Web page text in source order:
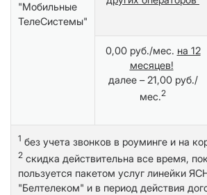
"Мобильные
ТелеСистемы"
0,00 руб./мес. на 12
месяцев!
далее – 21,00 руб./
мес.2
1 без учета звонков в роуминге и на
2 скидка действительна все время,
пользуется пакетом услуг линейки
"Белтелеком" и в период действия